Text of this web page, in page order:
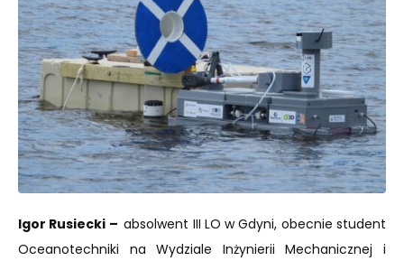
Igor Rusiecki –absolwent III LO w Gdyni, obecnie student
Oceanotechniki na Wydziale Inżynierii Mechanicznej i